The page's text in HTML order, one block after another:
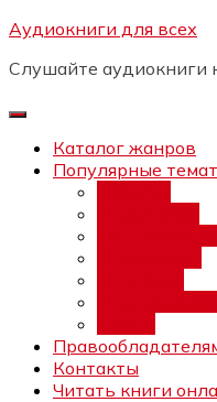
Перейти
содержимому
Аудиокниги для всех
Слушайте аудиокниги
Каталог жанров
Популярные
Контакты
Читать книги
Бесплатный интенсив:
каналов"